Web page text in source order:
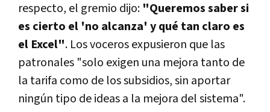
respecto, el gremio dijo: "Queremos saber si
es cierto el 'no alcanza' y qué tan claro es
el Excel". Los voceros expusieron que las
patronales "solo exigen una mejora tanto de
la tarifa como de los subsidios, sin aportar
ningún tipo de ideas a la mejora del sistema".